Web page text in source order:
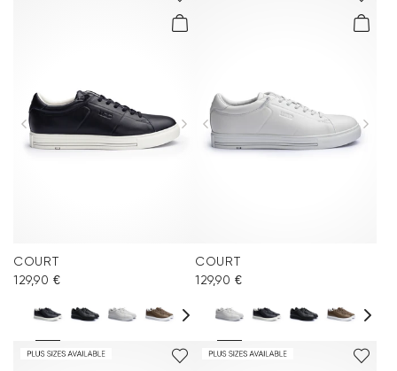
COURT
129,90 €
COURT
129,90 €